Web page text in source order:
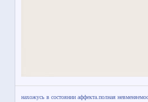
нахожусь в состоянии аффекта.полная